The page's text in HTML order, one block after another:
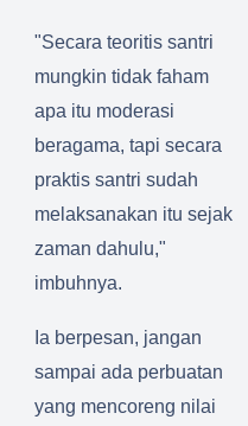
"Secara teoritis santri
mungkin tidak faham
apa itu moderasi
beragama, tapi secara
praktis santri sudah
melaksanakan itu sejak
zaman dahulu,"
imbuhnya.
Ia berpesan, jangan
sampai ada perbuatan
yang mencoreng nilai